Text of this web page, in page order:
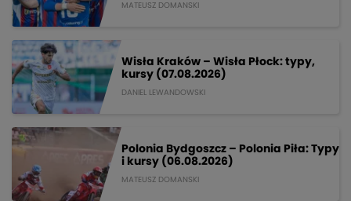
MATEUSZ DOMANSKI
Wisła Kraków – Wisła Płock: typy,
kursy (07.08.2026)
DANIEL LEWANDOWSKI
Polonia Bydgoszcz – Polonia Piła: Typy
i kursy (06.08.2026)
MATEUSZ DOMANSKI